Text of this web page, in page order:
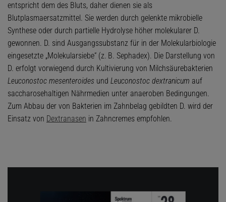
entspricht dem des Bluts, daher dienen sie als
Blutplasmaersatzmittel. Sie werden durch gelenkte mikrobielle
Synthese oder durch partielle Hydrolyse höher molekularer D.
gewonnen. D. sind Ausgangssubstanz für in der Molekularbiologie
eingesetzte „Molekularsiebe“ (z. B. Sephadex). Die Darstellung von
D. erfolgt vorwiegend durch Kultivierung von Milchsäurebakterien
Leuconostoc mesenteroides und Leuconostoc dextranicum auf
saccharosehaltigen Nährmedien unter anaeroben Bedingungen.
Zum Abbau der von Bakterien im Zahnbelag gebildten D. wird der
Einsatz von Dextranasen in Zahncremes empfohlen.